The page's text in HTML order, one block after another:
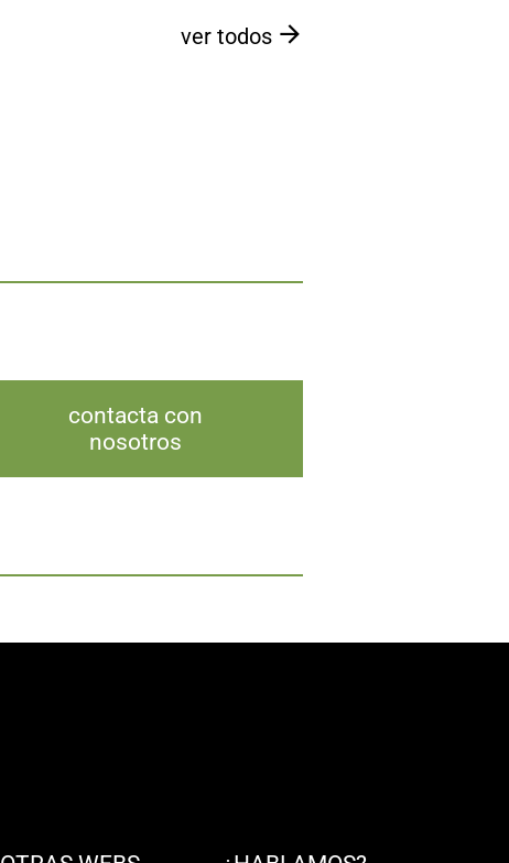
ver todos
contacta con
nosotros